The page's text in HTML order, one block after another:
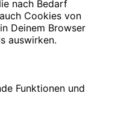
nach Bedarf
Cookies von
Deinem Browser
auswirken.
Funktionen und